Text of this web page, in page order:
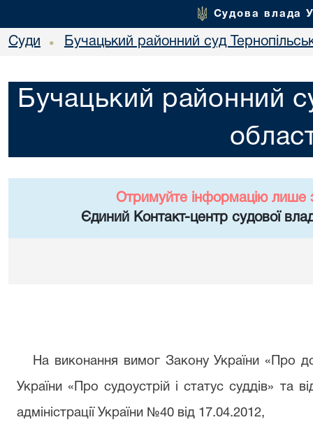
Судова влада
Суди • Бучацький районний суд
Бучацький районний
Отримуйте інформацію лише
Єдиний Контакт-центр судової
На виконання вимог Закону України «Про
України «Про судоустрій і статус суддів» та
адміністрації України №40 від 17.04.2012,